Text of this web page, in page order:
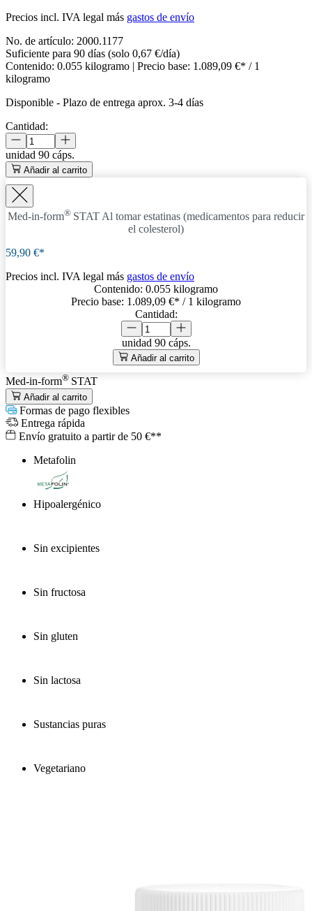
Precios incl. IVA legal más gastos de envío
No. de artículo: 2000.1177
Suficiente para 90 días (solo 0,67 €/día)
Contenido: 0.055 kilogramo | Precio base: 1.089,09 €* / 1
kilogramo
Disponible - Plazo de entrega aprox. 3-4 días
Cantidad:
unidad 90 cáps.
Añadir al carrito
Med-in-form® STAT Al tomar estatinas (medicamentos para reducir
el colesterol)
59,90 €*
Precios incl. IVA legal más gastos de envío
Contenido: 0.055 kilogramo
Precio base: 1.089,09 €* / 1 kilogramo
Cantidad:
unidad 90 cáps.
Añadir al carrito
Med-in-form® STAT
Añadir al carrito
Formas de pago flexibles
Entrega rápida
Envío gratuito a partir de 50 €**
Metafolin
®
Hipoalergénico
Sin excipientes
Sin fructosa
Sin gluten
Sin lactosa
Sustancias puras
Vegetariano